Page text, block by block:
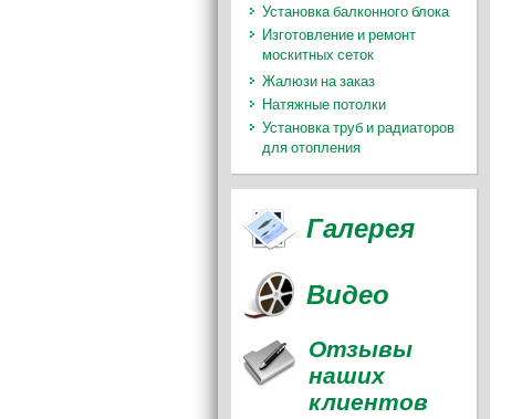
Установка балконного блока
Изготовление и ремонт
москитных сеток
Жалюзи на заказ
Натяжные потолки
Установка труб и радиаторов
для отопления
Галерея
Видео
Отзывы
наших
клиентов